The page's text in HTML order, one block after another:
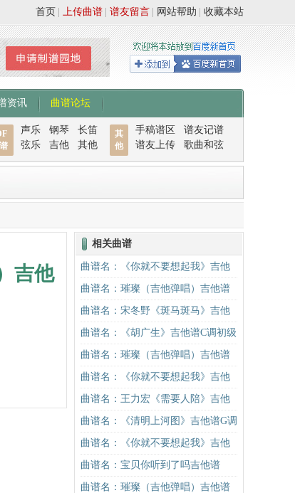
收藏本站
网站帮助
谱友留言
上传曲谱
首页
资讯 曲谱论坛
声乐 钢琴
长笛
弦乐
吉他 其他
其
他
手稿谱区
谱友记谱
谱友上传
歌曲和弦
吉他
相关曲谱
曲谱名：《你就不要想起我》吉他
谱C调简单版吉他谱
曲谱名：璀璨（吉他弹唱）吉他谱
曲谱名：宋冬野《斑马斑马》吉他
谱G调初级进阶版（酷音小伟吉他教
学）吉他谱
曲谱名：《胡广生》吉他谱C调初级
进阶版（酷音小伟吉他弹唱教学）
吉他谱
曲谱名：璀璨（吉他弹唱）吉他谱
曲谱名：《你就不要想起我》吉他
谱C调简单版吉他谱
曲谱名：王力宏《需要人陪》吉他
谱C调原版（酷音小伟吉他教学）吉
他谱
曲谱名：《清明上河图》吉他谱G调
入门版 抖音热曲 高音教编配吉他谱
曲谱名：《你就不要想起我》吉他
谱C调简单版吉他谱
曲谱名：宝贝你听到了吗吉他谱
曲谱名：璀璨（吉他弹唱）吉他谱